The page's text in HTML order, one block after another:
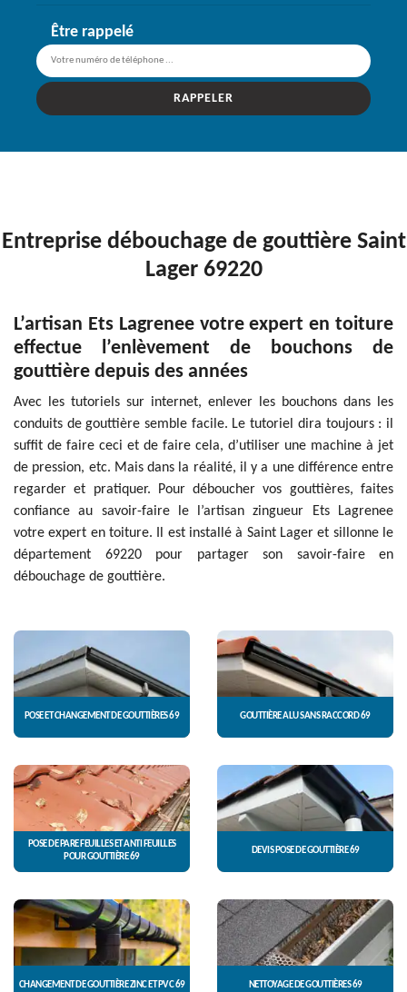
Être rappelé
Entreprise débouchage de gouttière Saint
Lager 69220
L’artisan Ets Lagrenee votre expert en toiture
effectue l’enlèvement de bouchons de
gouttière depuis des années
Avec les tutoriels sur internet, enlever les bouchons dans les
conduits de gouttière semble facile. Le tutoriel dira toujours : il
suffit de faire ceci et de faire cela, d’utiliser une machine à jet
de pression, etc. Mais dans la réalité, il y a une différence entre
regarder et pratiquer. Pour déboucher vos gouttières, faites
confiance au savoir-faire le l’artisan zingueur Ets Lagrenee
votre expert en toiture. Il est installé à Saint Lager et sillonne le
département 69220 pour partager son savoir-faire en
débouchage de gouttière.
POSE ET CHANGEMENT DE GOUTTIÈRES 69 GOUTTIÈRE ALU SANS RACCORD 69
POSE DE PARE FEUILLES ET ANTI FEUILLES
POUR GOUTTIÈRE 69
DEVIS POSE DE GOUTTIÈRE 69
CHANGEMENT DE GOUTTIÈRE ZINC ET PVC 69 NETTOYAGE DE GOUTTIÈRES 69